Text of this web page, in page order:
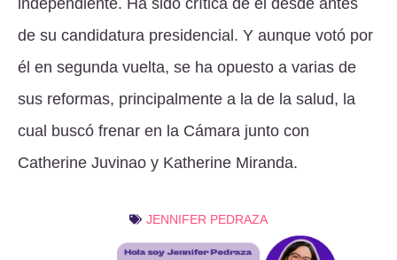
independiente. Ha sido crítica de él desde antes
de su candidatura presidencial. Y aunque votó por
él en segunda vuelta, se ha opuesto a varias de
sus reformas, principalmente a la de la salud, la
cual buscó frenar en la Cámara junto con
Catherine Juvinao y Katherine Miranda.
JENNIFER PEDRAZA